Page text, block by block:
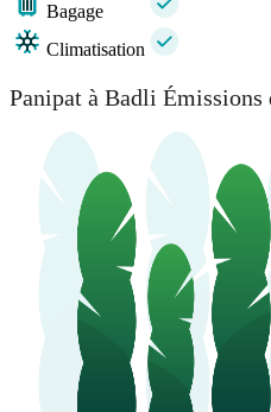
Bagage
Climatisation
Panipat à Badli Émissions